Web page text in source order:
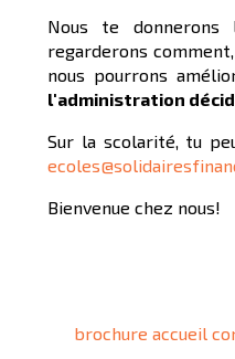
Nous te donnerons
regarderons
nous pourrons
l'administration
Sur la scolarité, tu
Bienvenue chez nous!
brochure accueil